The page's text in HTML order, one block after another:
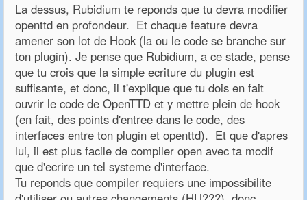
La dessus, Rubidium te reponds que tu devra modifier
openttd en profondeur. Et chaque feature devra
amener son lot de Hook (la ou le code se branche sur
ton plugin). Je pense que Rubidium, a ce stade, pense
que tu crois que la simple ecriture du plugin est
suffisante, et donc, il t'explique que tu dois en fait
ouvrir le code de OpenTTD et y mettre plein de hook
(en fait, des points d'entree dans le code, des
interfaces entre ton plugin et openttd). Et que d'apres
lui, il est plus facile de compiler open avec ta modif
que d'ecrire un tel systeme d'interface.
Tu reponds que compiler requiers une impossibilite